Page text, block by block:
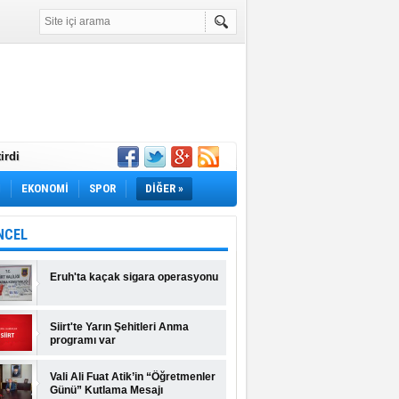
İş Arayanlar
Açıklandı!
Fiyatlar ve
EKONOMİ SPOR DİĞER »
Eruh'ta kaçak sigara operasyonu
Siirt'te Yarın Şehitleri Anma
programı var
Vali Ali Fuat Atik’in “Öğretmenler
Günü” Kutlama Mesajı